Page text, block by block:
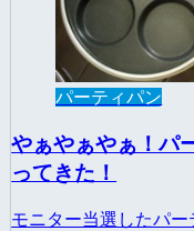
パーティパン
やぁやぁやぁ！パ
ってきた！
モニター当選したパー